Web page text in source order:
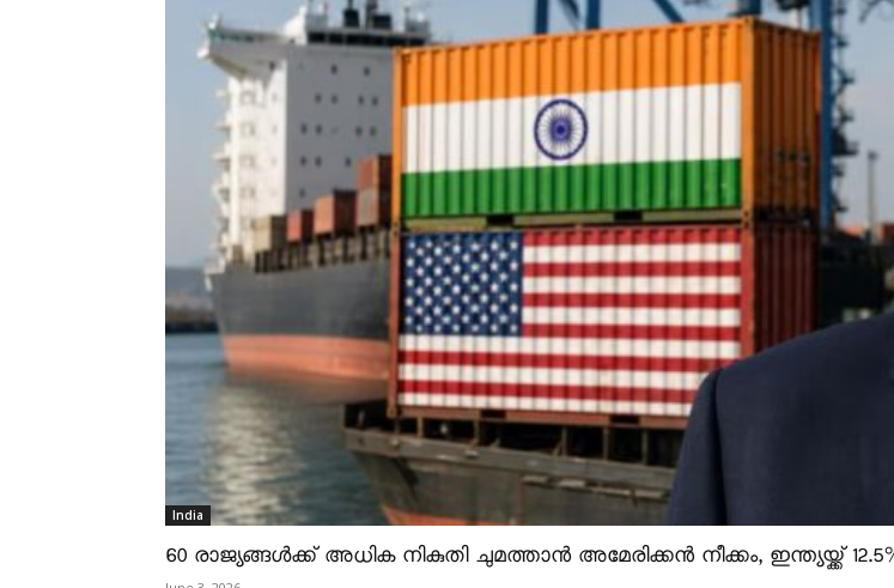
India
60 രാജ്യങ്ങൾക്ക് അധിക നികുതി ചുമത്താൻ അമേരിക്കൻ നീക്കം, ഇന്ത്യയ്ക്ക്